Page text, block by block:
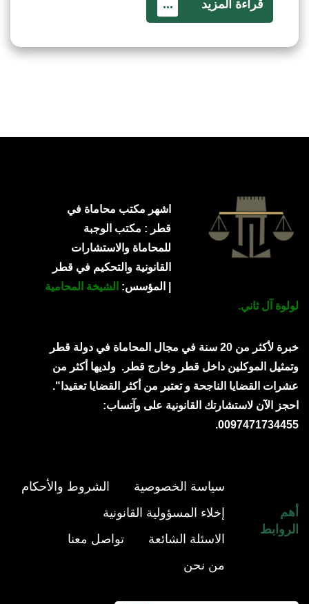
قراءة المزيد ...
اشهر مكتب محاماة في
قطر : مكتب الوجبة
للمحاماة والاستشارات
القانونية والتحكيم في قطر
| المؤسس: الشيخة المحامية
لولوة آل ثاني.
خبرة لأكثر من 20 سنة في مجال المحاماة في دولة قطر
وتمثيل الموكلين داخل قطر وخارج قطر. ولديها أكثر من
عشرات القضايا الناجحة و تعتبر من أكثر القضايا تعقيدا".
احجز الآن لاستشارتك القانونية على وآتساب:
0097471734455.
أهم
الروابط
سياسة الخصوصية
الشروط والأحكام
إخلاء المسؤولية القانونية
الاسئلة الشائعة
تواصل معنا
من نحن